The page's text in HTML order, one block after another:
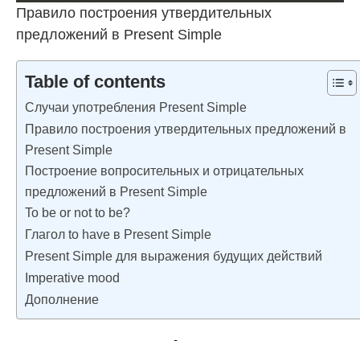
Правило построения утвердительных
предложений в Present Simple
Table of contents
Случаи употребления Present Simple
Правило построения утвердительных предложений в
Present Simple
Построение вопросительных и отрицательных
предложений в Present Simple
To be or not to be?
Глагол to have в Present Simple
Present Simple для выражения будущих действий
Imperative mood
Дополнение